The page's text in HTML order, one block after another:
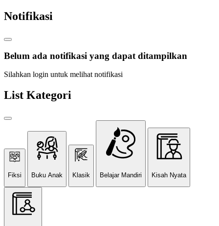
Notifikasi
Belum ada notifikasi yang dapat ditampilkan
Silahkan login untuk melihat notifikasi
List Kategori
Fiksi Buku Anak Klasik Belajar Mandiri Kisah Nyata